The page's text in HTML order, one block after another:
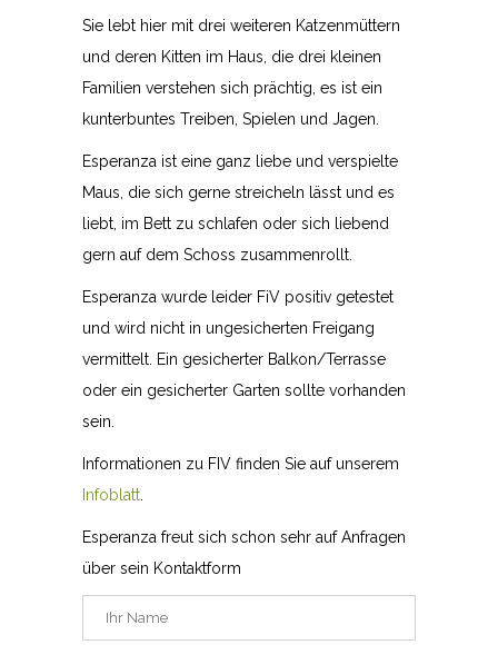
Sie lebt hier mit drei weiteren Katzenmüttern
und deren Kitten im Haus, die drei kleinen
Familien verstehen sich prächtig, es ist ein
kunterbuntes Treiben, Spielen und Jagen.
Esperanza ist eine ganz liebe und verspielte
Maus, die sich gerne streicheln lässt und es
liebt, im Bett zu schlafen oder sich liebend
gern auf dem Schoss zusammenrollt.
Esperanza wurde leider FiV positiv getestet
und wird nicht in ungesicherten Freigang
vermittelt. Ein gesicherter Balkon/Terrasse
oder ein gesicherter Garten sollte vorhanden
sein.
Informationen zu FIV finden Sie auf unserem
Infoblatt
Esperanza freut sich schon sehr auf Anfragen
über sein Kontaktform